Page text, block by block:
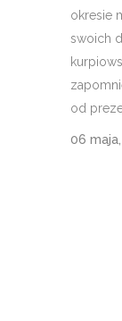
okresie
swoich
od
06